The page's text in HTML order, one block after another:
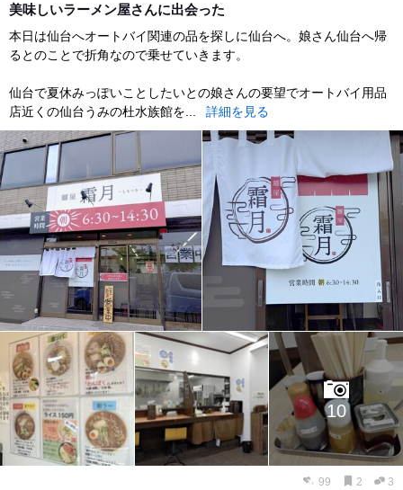
美味しいラーメン屋さんに出会った
本日は仙台へオートバイ関連の品を探しに仙台へ。娘さん仙台へ帰
るとのことで折角なので乗せていきます。
仙台で夏休みっぽいことしたいとの娘さんの要望でオートバイ用品
店近くの仙台うみの杜水族館を...
詳細を見る
10
99 2 3